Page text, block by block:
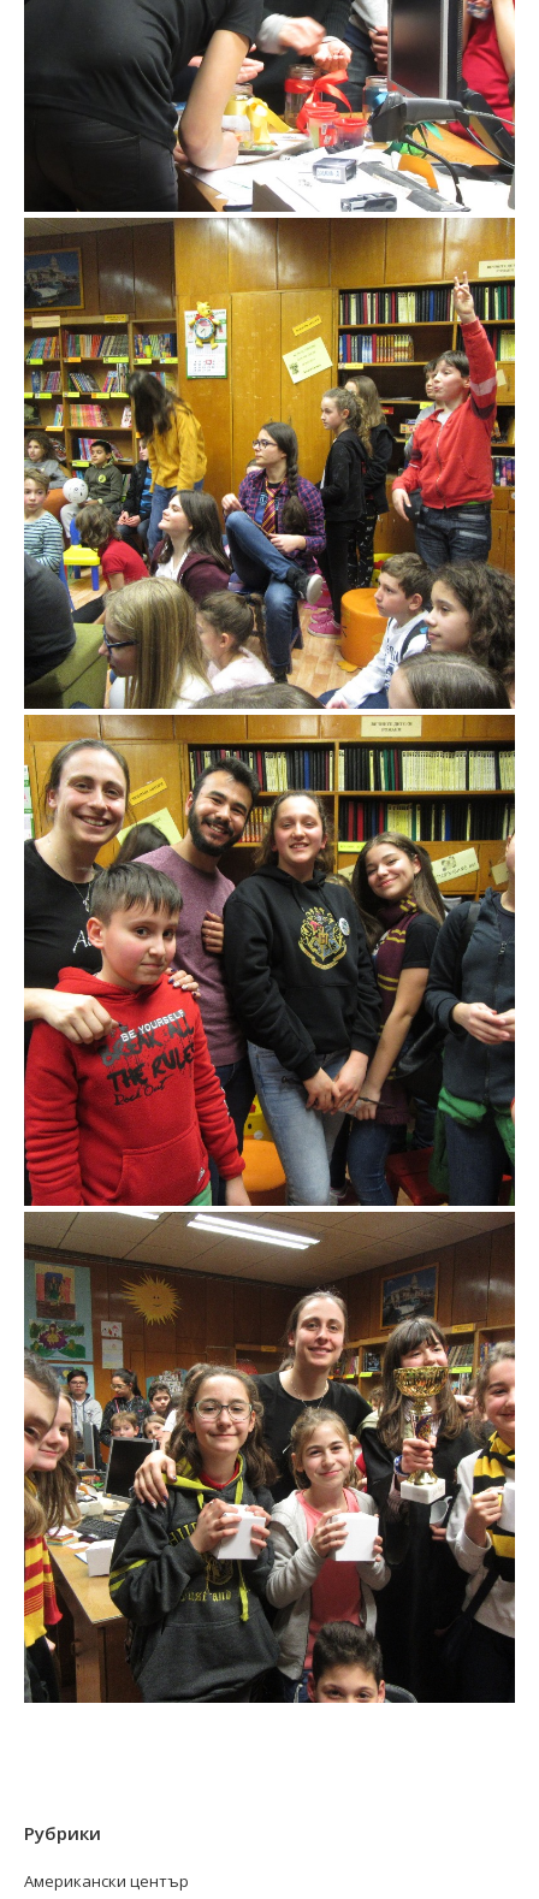
Рубрики
Американски център